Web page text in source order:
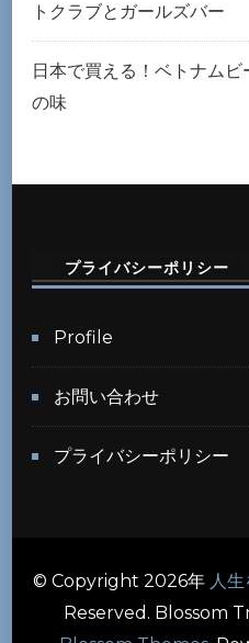
トクラブとガールズバー
日本で買える！ベトナム
の味
プライバシーポリシー
Profile
お問い合わせ
プライバシーポリシー
© Copyright 2026年 人
Reserved. Blossom